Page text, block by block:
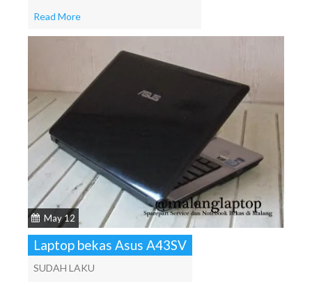
Read More
May 12
Laptop bekas Asus A43SV
SUDAH LAKU